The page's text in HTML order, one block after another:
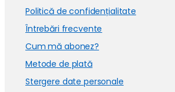
Politică de confidențialitate
Întrebări frecvente
Cum mă abonez?
Metode de plată
Stergere date personale